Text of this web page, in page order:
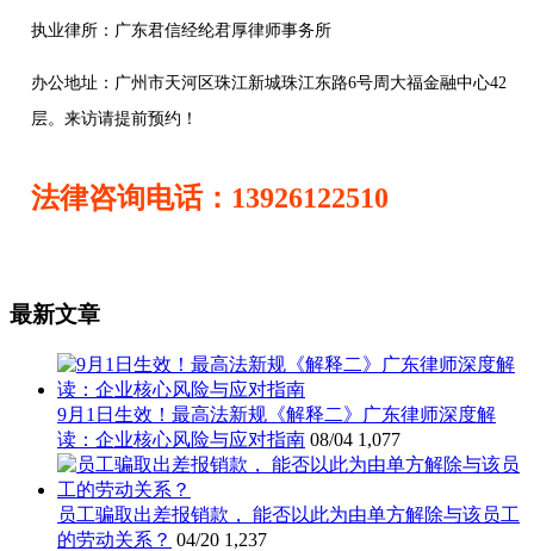
执业律所：广东君信经纶君厚律师事务所
办公地址： 广州市天河区珠江新城珠江东路6号周大福金融中心42
层。来访请提前预约！
法律咨询电话：13926122510
最新文章
9月1日生效！最高法新规《解释二》广东律师深度解
读：企业核心风险与应对指南 08/04 1,077
员工骗取出差报销款， 能否以此为由单方解除与该员工
的劳动关系？ 04/20 1,237